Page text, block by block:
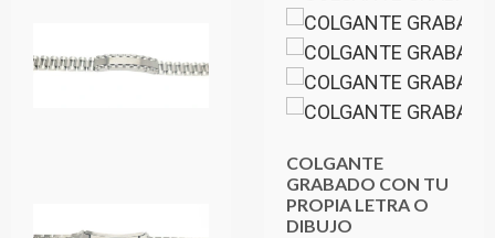
COLGANTE
GRABADO CON TU
PROPIA LETRA O
DIBUJO